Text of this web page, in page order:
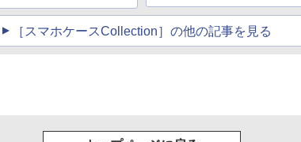
［スマホケースCollection］の他の記事を見る